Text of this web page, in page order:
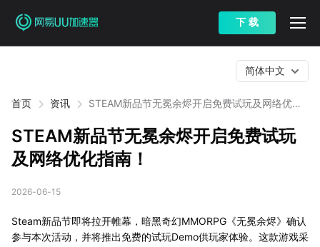
下 载
首页 资讯
STEAM新品节无冕余烬开启免费试玩及网络优化
简体中文
STEAM新品节无冕余烬开启免费试玩
及网络优化指南！
2026-06-15
Steam新品节即将拉开帷幕，暗黑奇幻MMORPG《无冕余烬》确认
参与本次活动，并将推出免费的试玩Demo供玩家体验。这款游戏采